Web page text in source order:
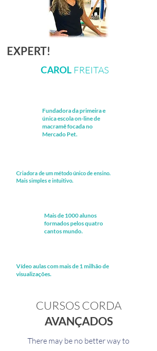
EXPERT!
CAROL FREITAS
Fundadora da primeira e
única escola on-line de
macramê focada no
Mercado Pet.
Criadora de um método único de ensino.
Mais simples e intuitivo.
Mais de 1000 alunos
formados pelos quatro
cantos mundo.
Vídeo aulas com mais de 1 milhão de
visualizações.
CURSOS CORDA
AVANÇADOS
There may be no better way to